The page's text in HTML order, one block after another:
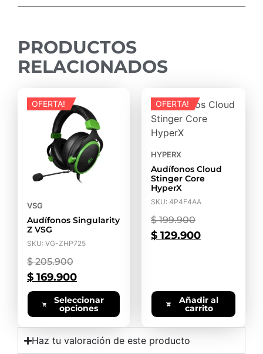
PRODUCTOS
RELACIONADOS
OFERTA!
VSG
Audífonos Singularity
Z VSG
SKU: VG-ZHP725
$205.900
$ 169.900
Seleccionar
opciones
OFERTA!
HYPERX
Audífonos Cloud
Stinger Core
HyperX
SKU: 4P4F4AA
$199.900
$ 129.900
Añadir al
carrito
Haz tu valoración de este producto